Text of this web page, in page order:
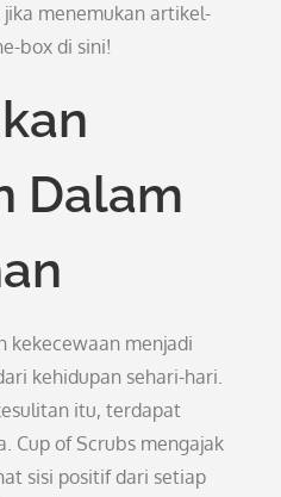
menemukan artikel-
box di sini!
Dalam
kekecewaan menjadi
kehidupan sehari-hari.
itu, terdapat
Cup of Scrubs mengajak
sisi positif dari setiap